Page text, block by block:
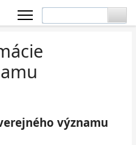
významu